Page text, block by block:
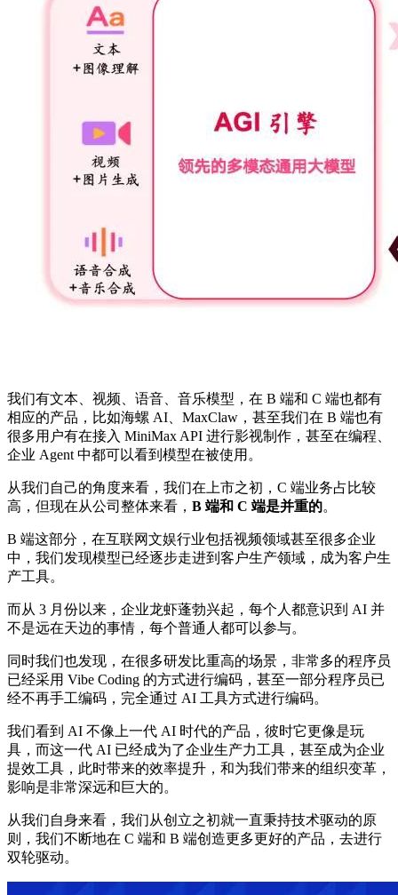
我们有文本、视频、语音、音乐模型，在 B 端和 C 端也都有
相应的产品，比如海螺 AI、MaxClaw，甚至我们在 B 端也有
很多用户有在接入 MiniMax API 进行影视制作，甚至在编程、
企业 Agent 中都可以看到模型在被使用。
从我们自己的角度来看，我们在上市之初，C 端业务占比较
高，但现在从公司整体来看， B 端和 C 端是并重的。
B 端这部分，在互联网文娱行业包括视频领域甚至很多企业
中，我们发现模型已经逐步走进到客户生产领域，成为客户生
产工具。
而从 3 月份以来，企业龙虾蓬勃兴起，每个人都意识到 AI 并
不是远在天边的事情，每个普通人都可以参与。
同时我们也发现，在很多研发比重高的场景，非常多的程序员
已经采用 Vibe Coding 的方式进行编码，甚至一部分程序员已
经不再手工编码，完全通过 AI 工具方式进行编码。
我们看到 AI 不像上一代 AI 时代的产品，彼时它更像是玩
具，而这一代 AI 已经成为了企业生产力工具，甚至成为企业
提效工具，此时带来的效率提升，和为我们带来的组织变革，
影响是非常深远和巨大的。
从我们自身来看，我们从创立之初就一直秉持技术驱动的原
则，我们不断地在 C 端和 B 端创造更多更好的产品，去进行
双轮驱动。